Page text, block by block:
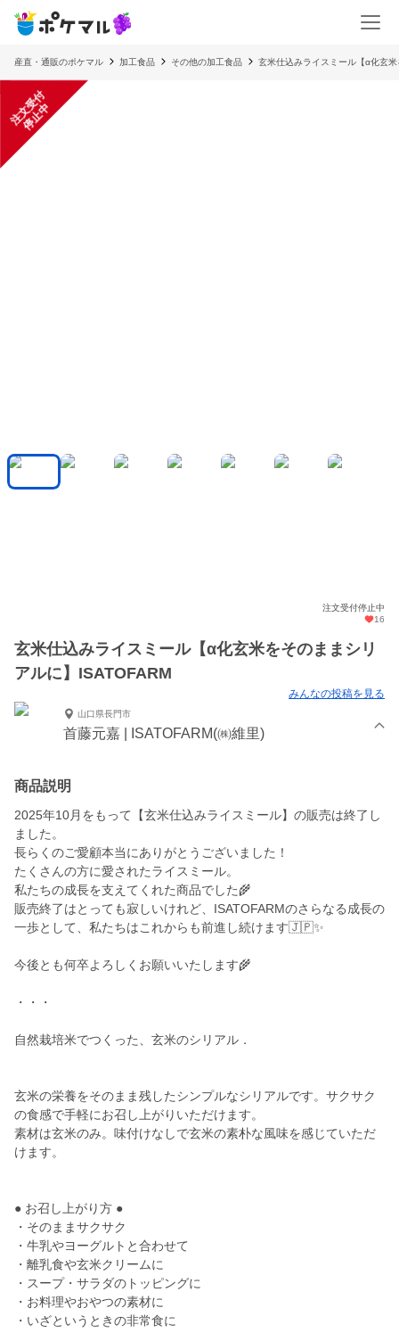
産直・通販のポケマル 加工食品 その他の加工食品 玄米仕込みライスミール【α化玄
注
文
受
付
停
止
中
注文受付停止中
16
玄米仕込みライスミール【α化玄米をそのままシリ
アルに】ISATOFARM
みんなの投稿を見る
山口県長門市
首藤元嘉 | ISATOFARM(㈱維里)
商品説明
2025年10月をもって【玄米仕込みライスミール】の販売は終了し
ました。
長らくのご愛顧本当にありがとうございました！
たくさんの方に愛されたライスミール。
私たちの成長を支えてくれた商品でした🌾
販売終了はとっても寂しいけれど、ISATOFARMのさらなる成長の
一歩として、私たちはこれからも前進し続けます🇯🇵✨
今後とも何卒よろしくお願いいたします🌾
・・・
自然栽培米でつくった、玄米のシリアル．
玄米の栄養をそのまま残したシンプルなシリアルです。サクサク
の食感で手軽にお召し上がりいただけます。
素材は玄米のみ。味付けなしで玄米の素朴な風味を感じていただ
けます。
● お召し上がり方 ●
・そのままサクサク
・牛乳やヨーグルトと合わせて
・離乳食や玄米クリームに
・スープ・サラダのトッピングに
・お料理やおやつの素材に
・いざというときの非常食に